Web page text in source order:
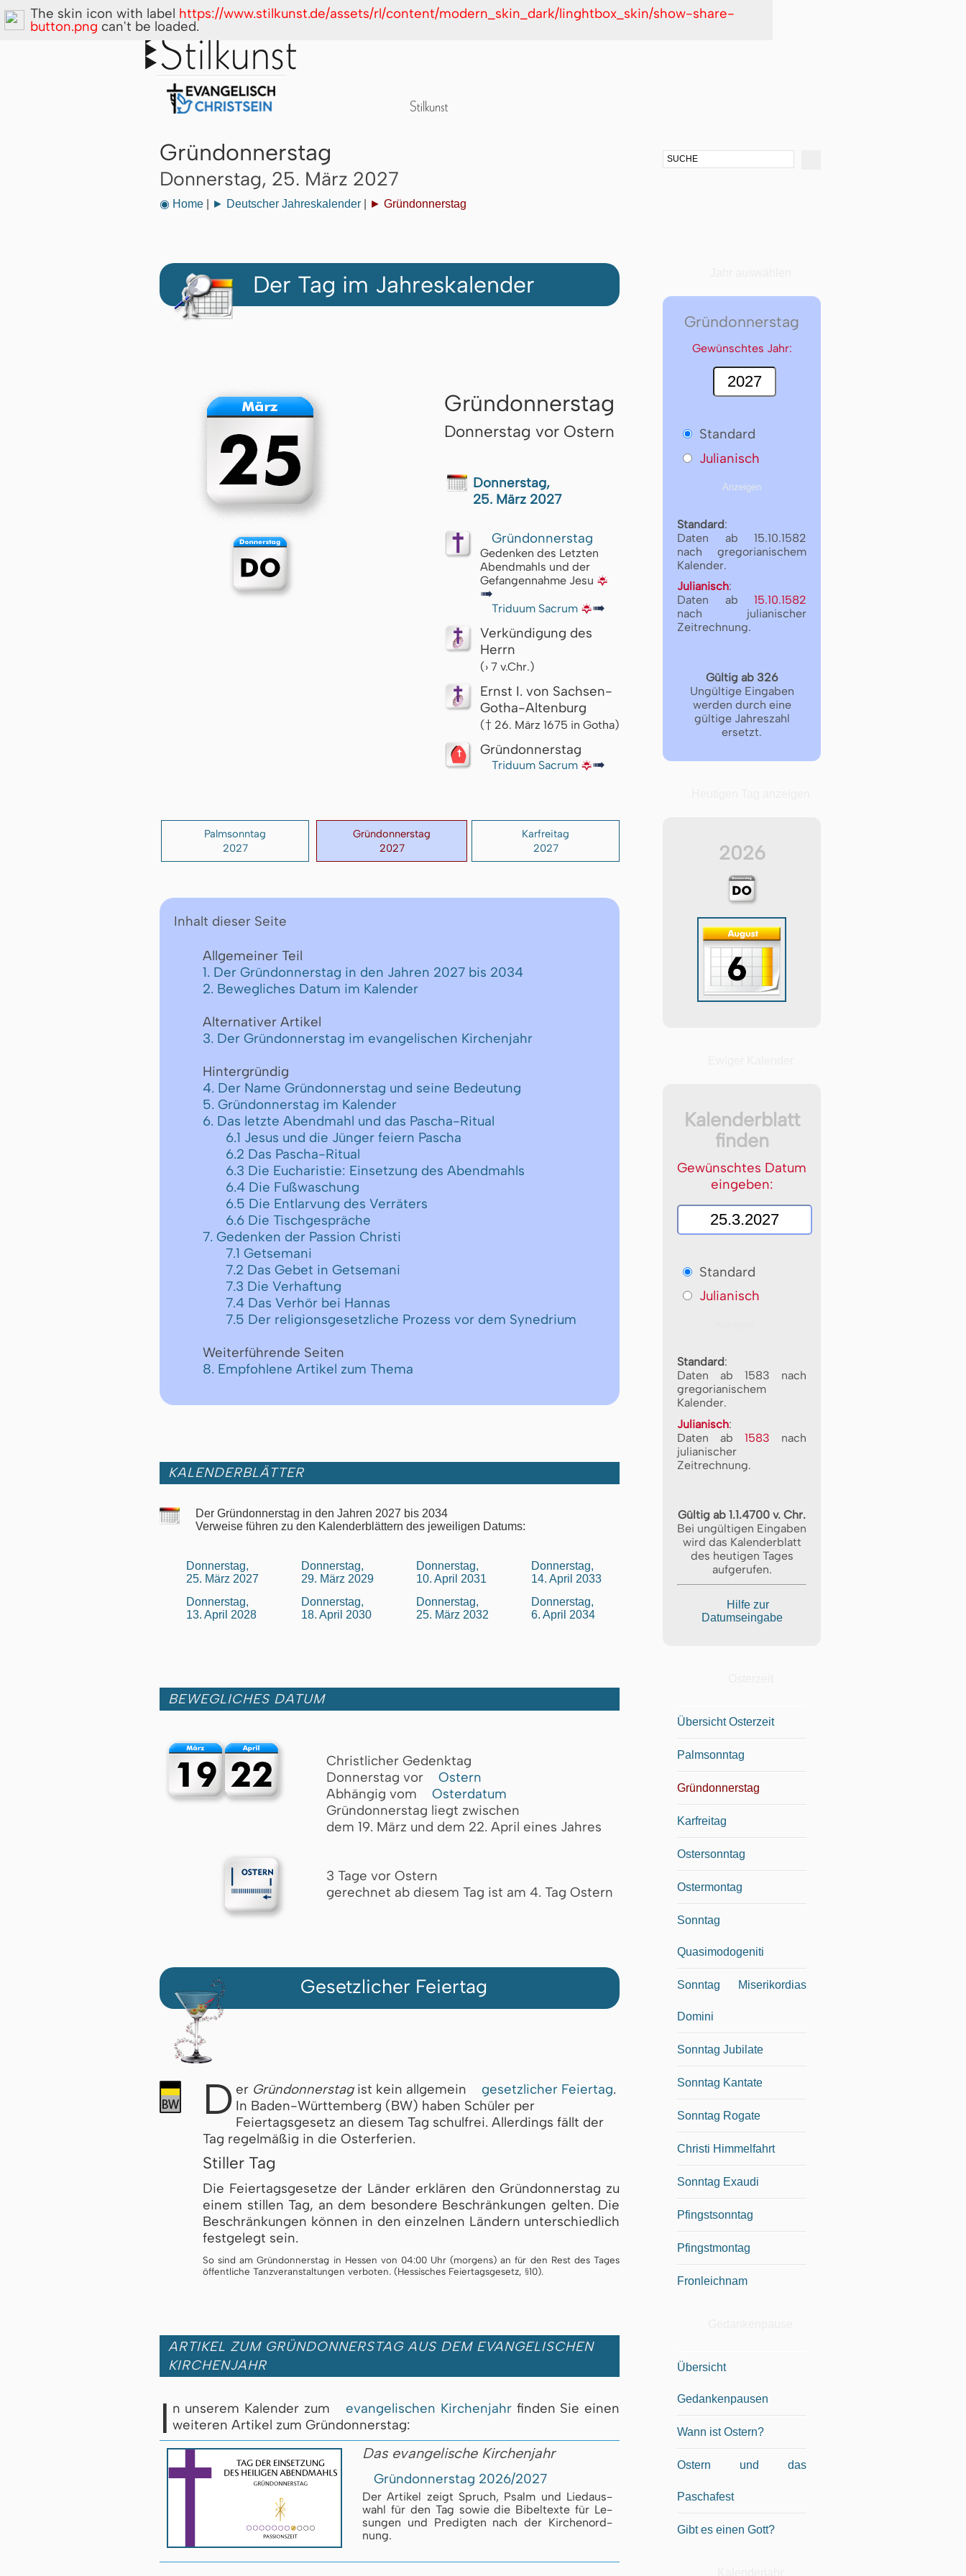
Gründonnerstag
Donnerstag, 25. März 2027
◉ Home ► Deutscher Jahreskalender ► Gründonnerstag
Der Tag im Jahreskalender
Gründonnerstag
Donnerstag vor Ostern
Donnerstag,
25. März 2027
Gründonnerstag
Gedenken des Letzten
Abendmahls und der
Gefangennahme Jesu 🌇
↦
Triduum Sacrum 🌇↦
Verkündigung des
Herrn
(› 7 v.Chr.)
Ernst I. von Sachsen-
Gotha-Altenburg
(† 26. März 1675 in Gotha)
Gründonnerstag
Triduum Sacrum 🌇↦
Palmsonntag
2027
Gründonnerstag
2027
Karfreitag
2027
Inhalt dieser Seite
Allgemeiner Teil
1. Der Gründonnerstag in den Jahren 2027 bis 2034
2. Bewegliches Datum im Kalender
Alternativer Artikel
3. Der Gründonnerstag im evangelischen Kirchenjahr
Hintergründig
4. Der Name Gründonnerstag und seine Bedeutung
5. Gründonnerstag im Kalender
6. Das letzte Abendmahl und das Pascha-Ritual
6.1 Jesus und die Jünger feiern Pascha
6.2 Das Pascha-Ritual
6.3 Die Eucharistie: Einsetzung des Abendmahls
6.4 Die Fußwaschung
6.5 Die Entlarvung des Verräters
6.6 Die Tischgespräche
7. Gedenken der Passion Christi
7.1 Getsemani
7.2 Das Gebet in Getsemani
7.3 Die Verhaftung
7.4 Das Verhör bei Hannas
7.5 Der religionsgesetzliche Prozess vor dem Synedrium
Weiterführende Seiten
8. Empfohlene Artikel zum Thema
KALENDERBLÄTTER
Der Gründonnerstag in den Jahren 2027 bis 2034
Verweise führen zu den Kalenderblättern des jeweiligen Datums:
Donnerstag,
25. März 2027
Donnerstag,
13. April 2028
Donnerstag,
29. März 2029
Donnerstag,
18. April 2030
Donnerstag,
10. April 2031
Donnerstag,
25. März 2032
Donnerstag,
14. April 2033
Donnerstag,
6. April 2034
BEWEGLICHES DATUM
Christlicher Gedenktag
Donnerstag vor
Ostern
Abhängig vom
Osterdatum
Gründonnerstag liegt zwischen
dem 19. März und dem 22. April eines Jahres
3 Tage vor Ostern
gerechnet ab diesem Tag ist am 4. Tag Ostern
Gesetzlicher Feiertag
D er Gründonnerstagist kein allgemein gesetzlicher Feiertag.
In Baden-Württemberg (BW) haben Schüler per
Feiertagsgesetz an diesem Tag schulfrei. Allerdings fällt der
Tag regelmäßig in die Osterferien.
Stiller Tag
Die Feiertagsgesetze der Länder erklären den Gründonnerstag zu
einem stillen Tag, an dem besondere Beschränkungen gelten. Die
Beschränkungen können in den einzelnen Ländern unterschiedlich
festgelegt sein.
So sind am Gründonnerstag in Hessen von 04:00 Uhr (morgens) an für den Rest des Tages
öffentliche Tanz­ver­an­stal­tungen verboten. (Hessisches Feiertagsgesetz, §10).
ARTIKEL ZUM GRÜNDONNERSTAG AUS DEM EVANGELISCHEN
KIRCHENJAHR
I n unserem Kalender zum evangelischen Kirchenjahr finden Sie einen
weiteren Artikel zum Gründonnerstag:
Das evangelische Kirchenjahr
Gründonnerstag 2026/2027
Der Artikel zeigt Spruch, Psalm und Lied­aus­
wahl für den Tag so­wie die Bi­bel­tex­te für Le­
sun­gen und Pre­dig­ten nach der Kir­chen­ord­
nung.
Gründonnerstag
Gewünschtes Jahr:
Standard
Julianisch
Standard:
Daten ab 15.10.1582
nach gregorianischem
Kalender.
Julianisch:
Daten ab 15.10.1582
nach julianischer
Zeitrechnung.
Gültig ab 326
Ungültige Eingaben
werden durch eine
gültige Jahreszahl
ersetzt.
2026
Kalenderblatt
finden
Gewünschtes Datum
eingeben:
Standard
Julianisch
Standard:
Daten ab 1583 nach
gregorianischem
Kalender.
Julianisch:
Daten ab 1583 nach
julianischer
Zeitrechnung.
Gültig ab 1.1.4700 v. Chr.
Bei ungültigen Eingaben
wird das Kalenderblatt
des heutigen Tages
aufgerufen.
Hilfe zur
Datumseingabe
Übersicht Osterzeit
Palmsonntag
Gründonnerstag
Karfreitag
Ostersonntag
Ostermontag
Sonntag
Quasimodogeniti
Sonntag Miserikordias
Domini
Sonntag Jubilate
Sonntag Kantate
Sonntag Rogate
Christi Himmelfahrt
Sonntag Exaudi
Pfingstsonntag
Pfingstmontag
Fronleichnam
Übersicht
Gedankenpausen
Wann ist Ostern?
Ostern und das
Paschafest
Gibt es einen Gott?
The skin icon with label https://www.stilkunst.de/assets/rl/content/modern_skin_dark/linghtbox_skin/show-share-
button.png can't be loaded.